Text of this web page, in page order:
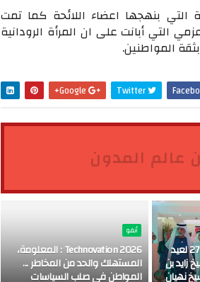
التي بنهجها اعضاء اللائحة كما تمت
التي أبانت على ان المرأة الرودانية
المواطنين.
Twitter
عالم المدون
أبوظبي تحتفي بالذكرى 27 لعيد
زايد بن
نهيان
أنفو
Technovation 2026 : المعلومة،
المستهلك والحد من المخاطر ...
المواطن في صلب السياسات